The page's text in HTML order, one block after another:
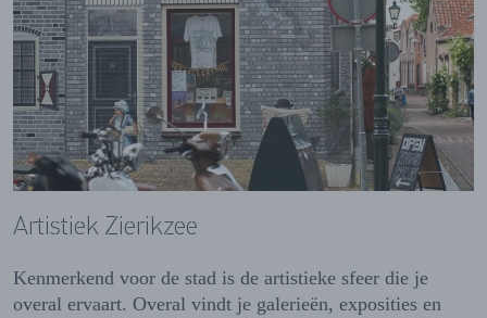
Artistiek Zierikzee
Kenmerkend voor de stad is de artistieke sfeer die je
overal ervaart. Overal vindt je galerieën, exposities en